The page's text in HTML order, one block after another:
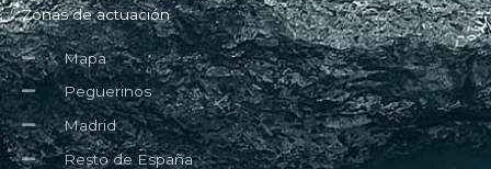
Zonas de actuación
Mapa
Peguerinos
Madrid
Resto de España